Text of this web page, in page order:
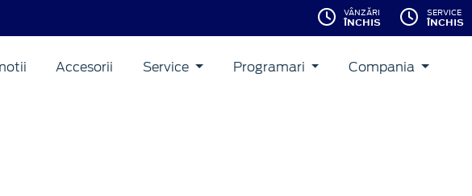
VÂNZĂRI
ÎNCHIS
SERVICE
ÎNCHIS
Accesorii Service Programari Compania